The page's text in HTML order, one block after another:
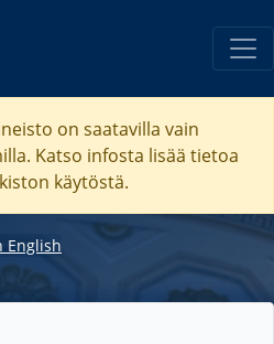
on saatavilla vain
Katso infosta lisää tietoa
käytöstä.
English